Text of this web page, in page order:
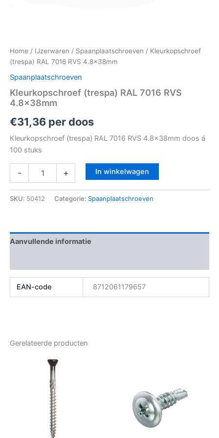
Home / IJzerwaren / Spaanplaatschroeven / Kleurkopschroef
(trespa) RAL 7016 RVS 4.8x38mm
Spaanplaatschroeven
Kleurkopschroef (trespa) RAL 7016 RVS
4.8x38mm
€31,36 per doos
Kleurkopschroef (trespa) RAL 7016 RVS 4.8x38mm doos á
100 stuks
- + In winkelwagen
SKU: 50412 Categorie: Spaanplaatschroeven
Aanvullende informatie
EAN-code 8712061179657
Gerelateerde producten